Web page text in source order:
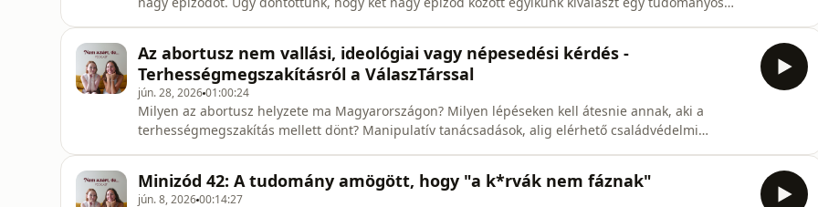
is=yC2XTG4Eq6GqAjmMhttps://docs.google.com/docume
Az abortusz nem vallási, ideológiai vagy népesedési kérdés -
Terhességmegszakításról a VálaszTárssal
jún. 28, 202601:00:24
Milyen az abortusz helyzete ma Magyarországon? Milyen lépéseken kell átesnie annak, aki a
terhességmegszakítás mellett dönt? Manipulatív tanácsadások, alig elérhető családvédelmi
szükséged vagy épp önké
Minizód 42: A tudomány amögött, hogy "a k*rvák nem fáznak"
jún. 8, 202600:14:27